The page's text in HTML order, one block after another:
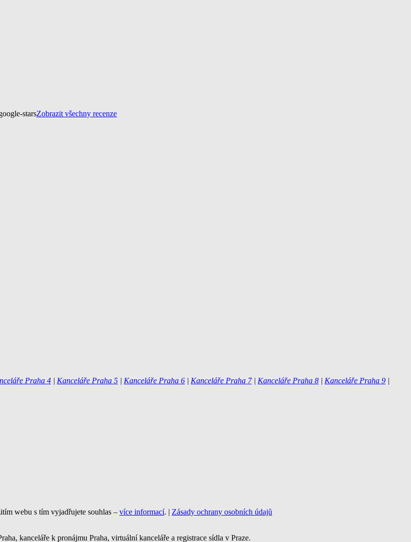
Zobrazit všechny recenze
Praha 4 | Kanceláře Praha 5 | Kanceláře Praha 6 | Kanceláře Praha 7| Kanceláře Praha 8 | Kanceláře Praha 9 |
webu s tím vyjadřujete souhlas – více informací. | Zásady ochrany osobních údajů
kanceláře k pronájmu Praha, virtuální kanceláře a registrace sídla v Praze.